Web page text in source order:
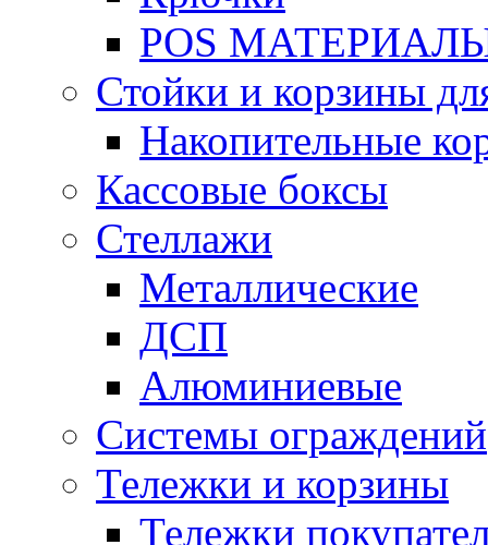
POS
Стойки и корзины
Накопительные
Кассовые боксы
Стеллажи
Металлические
ДСП
Алюминиевые
Системы ограждений
Тележки и корзины
Тележки